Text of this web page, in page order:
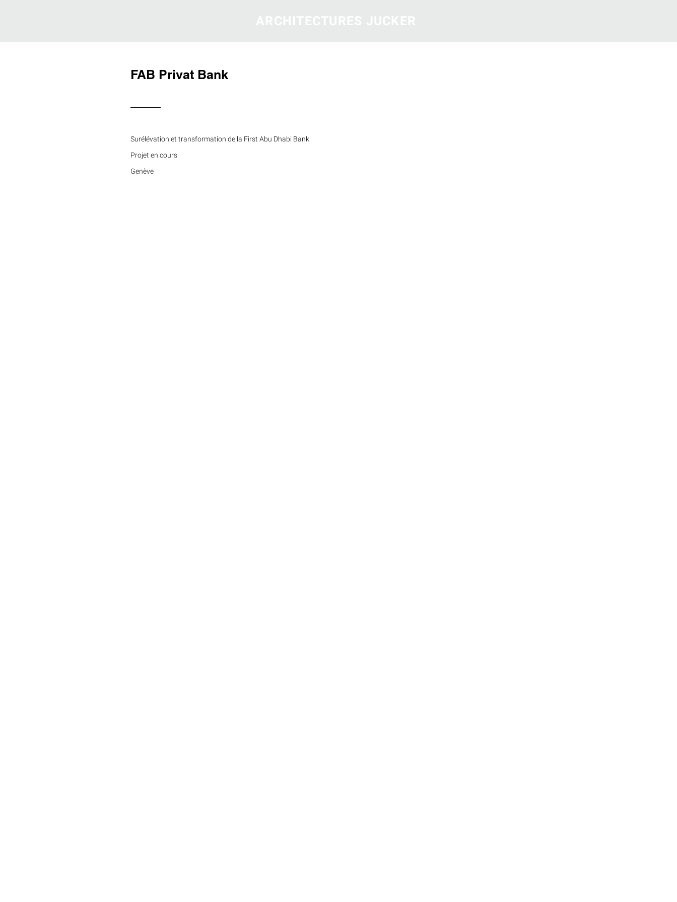
FAB Privat Bank
Surélévation et transformation de la First Abu Dhabi Bank
Projet en cours
Genève